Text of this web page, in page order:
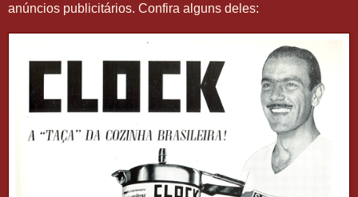
anúncios publicitários. Confira alguns deles: